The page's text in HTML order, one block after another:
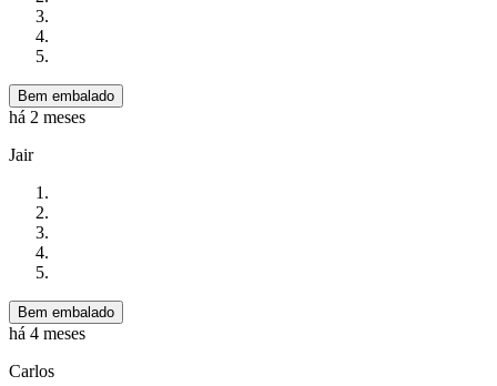
Bem embalado
há 2 meses
Jair
Bem embalado
há 4 meses
Carlos